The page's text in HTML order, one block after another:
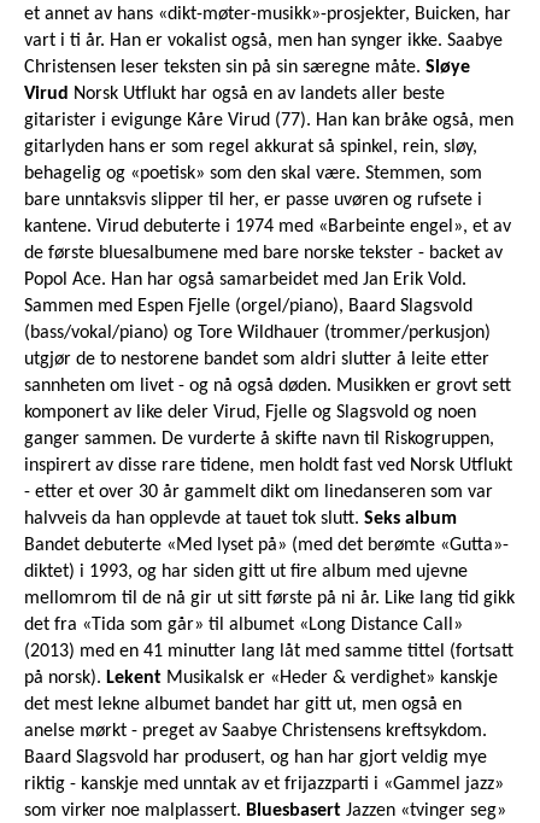
et annet av hans «dikt-møter-musikk»-prosjekter, Buicken, har
vart i ti år. Han er vokalist også, men han synger ikke. Saabye
Christensen leser teksten sin på sin særegne måte. Sløye
Virud Norsk Utflukt har også en av landets aller beste
gitarister i evigunge Kåre Virud (77). Han kan bråke også, men
gitarlyden hans er som regel akkurat så spinkel, rein, sløy,
behagelig og «poetisk» som den skal være. Stemmen, som
bare unntaksvis slipper til her, er passe uvøren og rufsete i
kantene. Virud debuterte i 1974 med «Barbeinte engel», et av
de første bluesalbumene med bare norske tekster - backet av
Popol Ace. Han har også samarbeidet med Jan Erik Vold.
Sammen med Espen Fjelle (orgel/piano), Baard Slagsvold
(bass/vokal/piano) og Tore Wildhauer (trommer/perkusjon)
utgjør de to nestorene bandet som aldri slutter å leite etter
sannheten om livet - og nå også døden. Musikken er grovt sett
komponert av like deler Virud, Fjelle og Slagsvold og noen
ganger sammen. De vurderte å skifte navn til Riskogruppen,
inspirert av disse rare tidene, men holdt fast ved Norsk Utflukt
- etter et over 30 år gammelt dikt om linedanseren som var
halvveis da han opplevde at tauet tok slutt. Seks album
Bandet debuterte «Med lyset på» (med det berømte «Gutta»-
diktet) i 1993, og har siden gitt ut fire album med ujevne
mellomrom til de nå gir ut sitt første på ni år. Like lang tid gikk
det fra «Tida som går» til albumet «Long Distance Call»
(2013) med en 41 minutter lang låt med samme tittel (fortsatt
på norsk). Lekent Musikalsk er «Heder & verdighet» kanskje
det mest lekne albumet bandet har gitt ut, men også en
anelse mørkt - preget av Saabye Christensens kreftsykdom.
Baard Slagsvold har produsert, og han har gjort veldig mye
riktig - kanskje med unntak av et frijazzparti i «Gammel jazz»
som virker noe malplassert. Bluesbasert Jazzen «tvinger seg»